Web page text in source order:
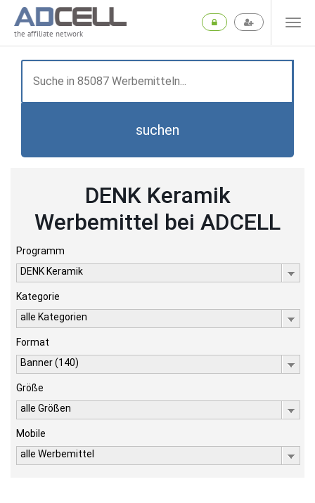
the affiliate network
suchen
DENK Keramik
Werbemittel bei ADCELL
Programm
DENK Keramik
Kategorie
alle Kategorien
Format
Banner (140)
Größe
alle Größen
Mobile
alle Werbemittel